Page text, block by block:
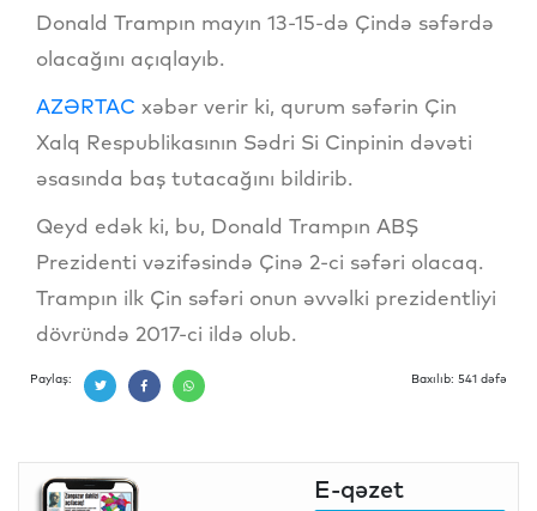
Donald Trampın mayın 13-15-də Çində səfərdə
olacağını açıqlayıb.
AZƏRTAC xəbər verir ki, qurum səfərin Çin
Xalq Respublikasının Sədri Si Cinpinin dəvəti
əsasında baş tutacağını bildirib.
Qeyd edək ki, bu, Donald Trampın ABŞ
Prezidenti vəzifəsində Çinə 2-ci səfəri olacaq.
Trampın ilk Çin səfəri onun əvvəlki prezidentliyi
dövründə 2017-ci ildə olub.
Paylaş: Baxılıb: 541 dəfə
E-qəzet